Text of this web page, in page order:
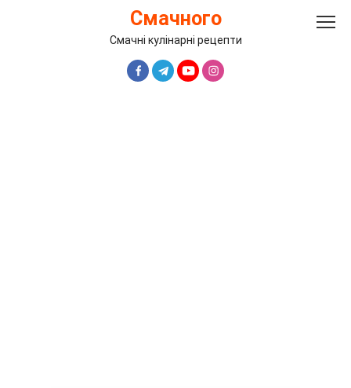
Смачного
Смачні кулінарні рецепти